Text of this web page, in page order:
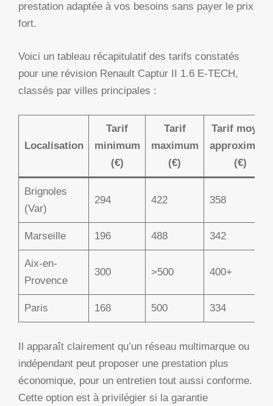
prestation adaptée à vos besoins sans payer le prix
fort.
Voici un tableau récapitulatif des tarifs constatés
pour une révision Renault Captur II 1.6 E-TECH,
classés par villes principales :
Localisation
Tarif
minimum
(€)
Tarif
maximum
(€)
Tarif moyen
approximatif
(€)
Brignoles
(Var)
294 422 358
Marseille 196 488 342
Aix-en-
Provence
300 >500 400+
Paris 168 500 334
Il apparaît clairement qu’un réseau multimarque ou
indépendant peut proposer une prestation plus
économique, pour un entretien tout aussi conforme.
Cette option est à privilégier si la garantie